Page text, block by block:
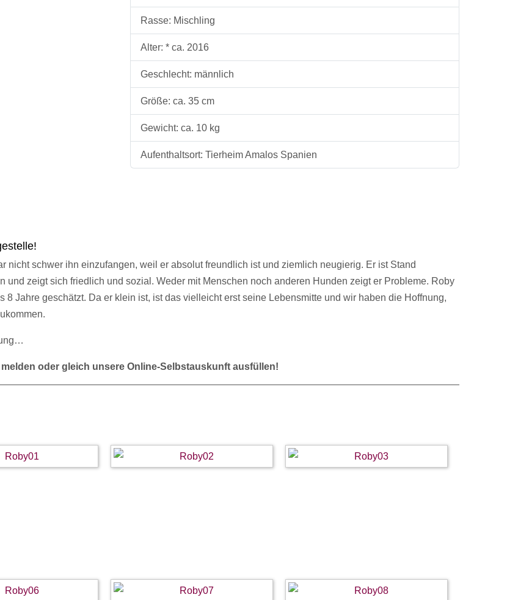
Rasse: Mischling
Alter: * ca. 2016
Geschlecht: männlich
Größe: ca. 35 cm
Gewicht: ca. 10 kg
Aufenthaltsort: Tierheim Amalos Spanien
nicht schwer ihn einzufangen, weil er absolut freundlich ist und ziemlich neugierig. Er ist Stand
und zeigt sich friedlich und sozial. Weder mit Menschen noch anderen Hunden zeigt er Probleme. Roby
8 Jahre geschätzt. Da er klein ist, ist das vielleicht erst seine Lebensmitte und wir haben die Hoffnung,
oder gleich unsere Online-Selbstauskunft ausfüllen!